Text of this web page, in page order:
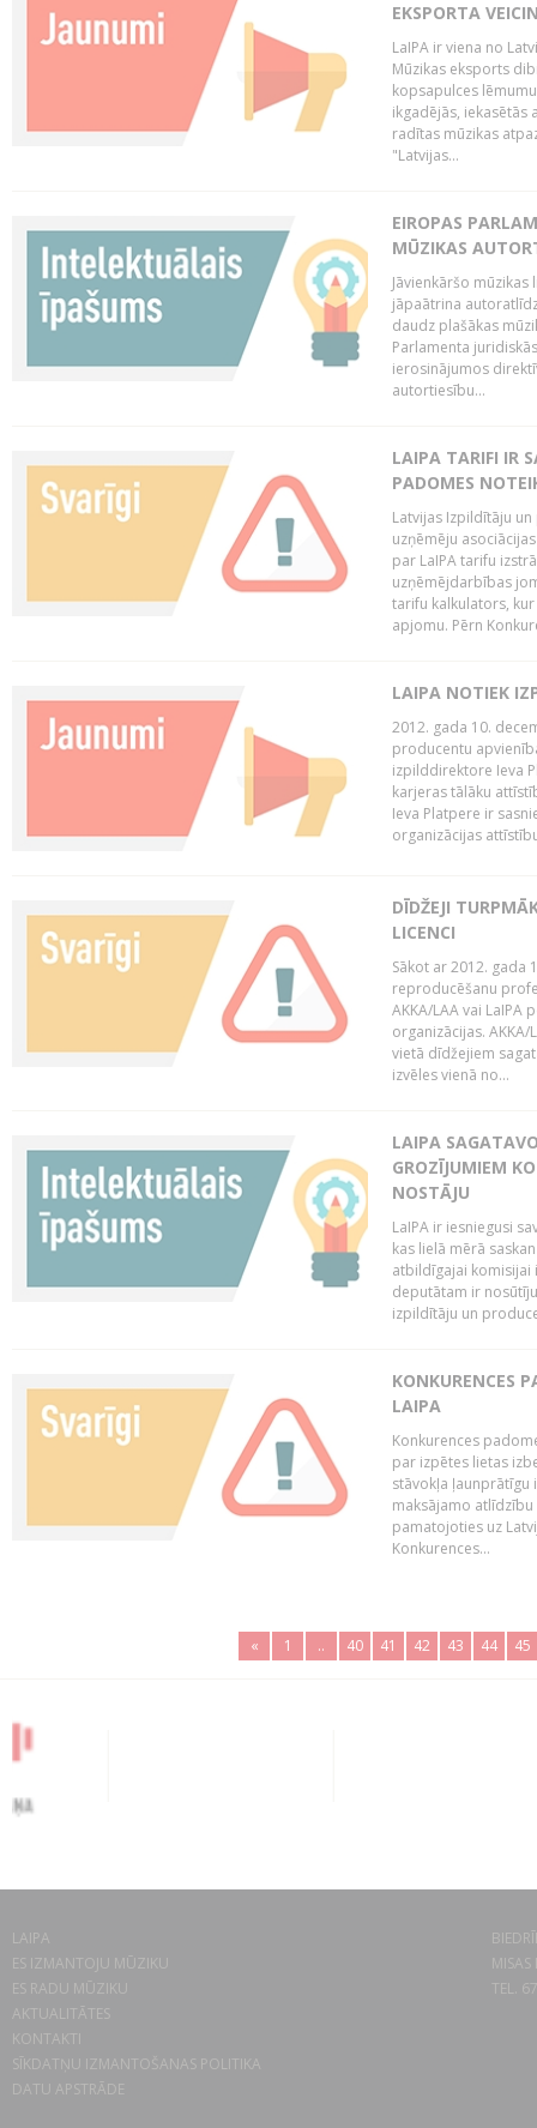
EKSPORTA
LaIPA ir viena no
Mūzikas eksports
kopsapulces
ikgadējās, iekasētās
radītas mūzikas
"Latvijas...
EIROPAS
MŪZIKAS
Jāvienkāršo
jāpaātrina
daudz plašākas
Parlamenta
ierosinājumos
autortiesību...
LAIPA TARIFI IR
PADOMES
Latvijas Izpildītāju
uzņēmēju
par LaIPA tarifu
uzņēmējdarbības
tarifu kalkulators,
apjomu. Pērn
LAIPA NOTIEK
2012. gada 10.
producentu
izpilddirektore Ieva
karjeras tālāku
Ieva Platpere ir
organizācijas
DĪDŽEJI
LICENCI
Sākot ar 2012. gada
reproducēšanu
AKKA/LAA vai LaIPA
organizācijas.
vietā dīdžejiem
izvēles vienā no...
LAIPA
GROZĪJUMIEM
NOSTĀJU
LaIPA ir iesniegusi
kas lielā mērā
atbildīgajai komisijai
deputātam ir
izpildītāju un
KONKURENCES
LAIPA
Konkurences
par izpētes lietas
stāvokļa ļaunprātīgu
maksājamo
pamatojoties uz
Konkurences...
« 1 .. 40 41 42 43 44 45
LAIPA
ES IZMANTOJU MŪZIKU
ES RADU MŪZIKU
AKTUALITĀTES
KONTAKTI
SĪKDATŅU IZMANTOŠANAS POLITIKA
DATU APSTRĀDE
TEL.